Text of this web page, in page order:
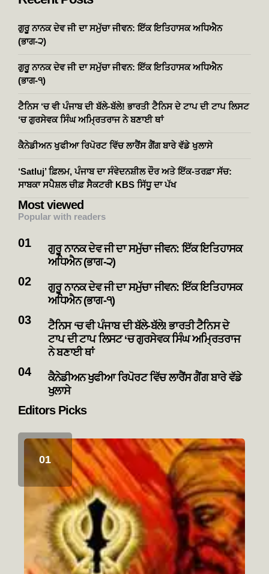
ਗੁਰੂ ਨਾਨਕ ਦੇਵ ਜੀ ਦਾ ਸਮੁੱਚਾ ਜੀਵਨ: ਇੱਕ ਇਤਿਹਾਸਕ ਅਧਿਐਨ
(ਭਾਗ-੨)
ਗੁਰੂ ਨਾਨਕ ਦੇਵ ਜੀ ਦਾ ਸਮੁੱਚਾ ਜੀਵਨ: ਇੱਕ ਇਤਿਹਾਸਕ ਅਧਿਐਨ
(ਭਾਗ-੧)
ਟੈਨਿਸ ‘ਚ ਵੀ ਪੰਜਾਬ ਦੀ ਬੱਲੇ-ਬੱਲੇ! ਭਾਰਤੀ ਟੈਨਿਸ ਦੇ ਟਾਪ ਦੀ ਟਾਪ ਲਿਸਟ
‘ਚ ਗੁਰਸੇਵਕ ਸਿੰਘ ਅਮ੍ਰਿਤਰਾਜ ਨੇ ਬਣਾਈ ਥਾਂ
ਕੈਨੇਡੀਅਨ ਖੁਫੀਆ ਰਿਪੋਰਟ ਵਿੱਚ ਲਾਰੈਂਸ ਗੈਂਗ ਬਾਰੇ ਵੱਡੇ ਖੁਲਾਸੇ
‘Satluj’ ਫ਼ਿਲਮ, ਪੰਜਾਬ ਦਾ ਸੰਵੇਦਨਸ਼ੀਲ ਦੌਰ ਅਤੇ ਇੱਕ-ਤਰਫ਼ਾ ਸੱਚ:
ਸਾਬਕਾ ਸਪੈਸ਼ਲ ਚੀਫ਼ ਸੈਕਟਰੀ KBS ਸਿੱਧੂ ਦਾ ਪੱਖ
Most viewed
Popular with readers
ਗੁਰੂ ਨਾਨਕ ਦੇਵ ਜੀ ਦਾ ਸਮੁੱਚਾ ਜੀਵਨ: ਇੱਕ ਇਤਿਹਾਸਕ
ਅਧਿਐਨ (ਭਾਗ-੨)
ਗੁਰੂ ਨਾਨਕ ਦੇਵ ਜੀ ਦਾ ਸਮੁੱਚਾ ਜੀਵਨ: ਇੱਕ ਇਤਿਹਾਸਕ
ਅਧਿਐਨ (ਭਾਗ-੧)
ਟੈਨਿਸ ‘ਚ ਵੀ ਪੰਜਾਬ ਦੀ ਬੱਲੇ-ਬੱਲੇ! ਭਾਰਤੀ ਟੈਨਿਸ ਦੇ
ਟਾਪ ਦੀ ਟਾਪ ਲਿਸਟ ‘ਚ ਗੁਰਸੇਵਕ ਸਿੰਘ ਅਮ੍ਰਿਤਰਾਜ
ਨੇ ਬਣਾਈ ਥਾਂ
ਕੈਨੇਡੀਅਨ ਖੁਫੀਆ ਰਿਪੋਰਟ ਵਿੱਚ ਲਾਰੈਂਸ ਗੈਂਗ ਬਾਰੇ ਵੱਡੇ
ਖੁਲਾਸੇ
Editors Picks